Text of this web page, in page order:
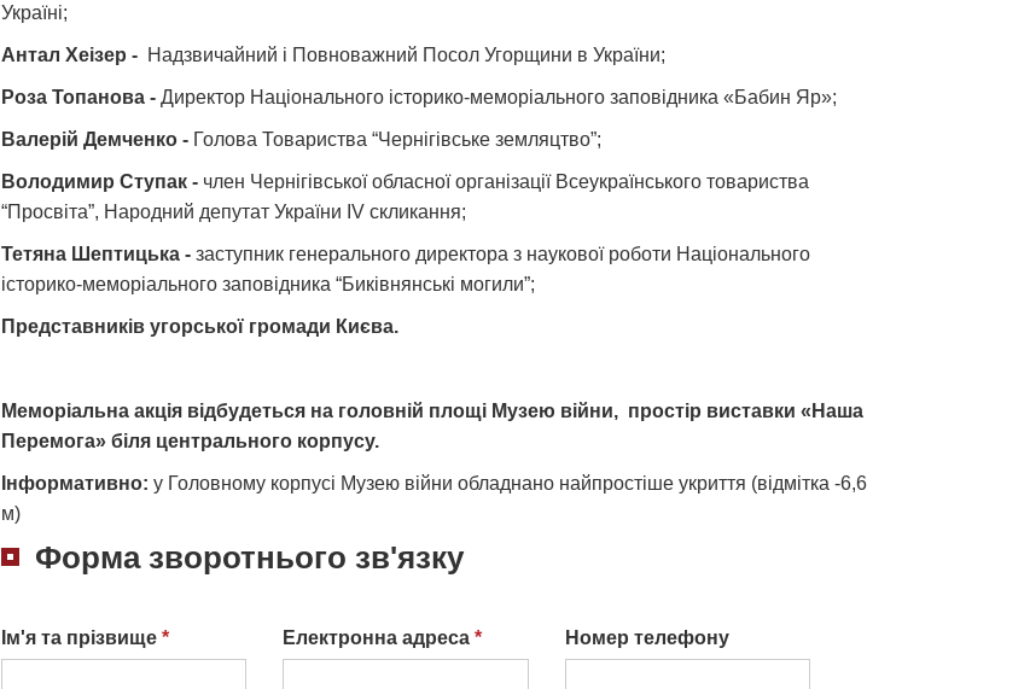
Україні;
Антал Хеізер - Надзвичайний і Повноважний Посол Угорщини в України;
Роза Топанова - Директор Національного історико-меморіального заповідника «Бабин Яр»;
Валерій Демченко -Голова Товариства “Чернігівське земляцтво”;
Володимир Ступак - член Чернігівської обласної організації Всеукраїнського товариства
“Просвіта”, Народний депутат України IV скликання;
Тетяна Шептицька - заступник генерального директора з наукової роботи Національного
історико-меморіального заповідника “Биківнянські могили”;
Представників угорської громади Києва.
Меморіальна акція відбудеться на головній площі Музею війни, простір виставки «Наша
Перемога» біля центрального корпусу.
Інформативно: у Головному корпусі Музею війни обладнано найпростіше укриття (відмітка -6,6
м)
Форма зворотнього зв'язку
Ім'я та прізвище * Електронна адреса* Номер телефону